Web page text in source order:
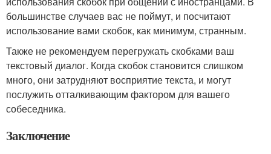
большинстве случаев вас не поймут, и посчитают
использование вами скобок, как минимум, странным.
Также не рекомендуем перегружать скобками ваш
текстовый диалог. Когда скобок становится слишком
много, они затрудняют восприятие текста, и могут
послужить отталкивающим фактором для вашего
собеседника.
Заключение